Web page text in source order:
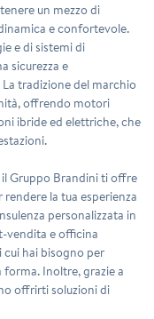
un mezzo di
e confortevole.
e di sistemi di
sicurezza e
tradizione del marchio
offrendo motori
ibride ed elettriche, che
Gruppo Brandini ti offre
la tua esperienza
personalizzata in
vendita e officina
hai bisogno per
Inoltre, grazie a
offrirti soluzioni di